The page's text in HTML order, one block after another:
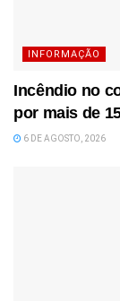
INFORMAÇÃO
Incêndio no
por mais de
6 DE AGOSTO, 2026